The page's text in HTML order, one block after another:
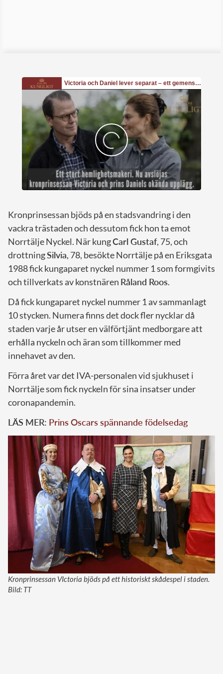
Kronprinsessan bjöds på en stadsvandring i den
vackra trästaden och dessutom fick hon ta emot
Norrtälje Nyckel. När kungCarl Gustaf, 75, och
drottningSilvia, 78, besökte Norrtälje på en Eriksgata
1988 fick kungaparet nyckel nummer 1 som formgivits
och tillverkats av konstnären Råland Roos.
Då fick kungaparet nyckel nummer 1 av sammanlagt
10 stycken. Numera finns det dock fler nycklar då
staden varje år utser en välförtjänt medborgare att
erhålla nyckeln och äran som tillkommer med
innehavet av den.
Förra året var det IVA-personalen vid sjukhuset i
Norrtälje som fick nyckeln för sina insatser under
coronapandemin.
LÄS MER: Prins Oscars spännande födelsedag
Kronprinsessan VIctoria bjöds på ett historiskt skådespel i staden.
Bild: TT